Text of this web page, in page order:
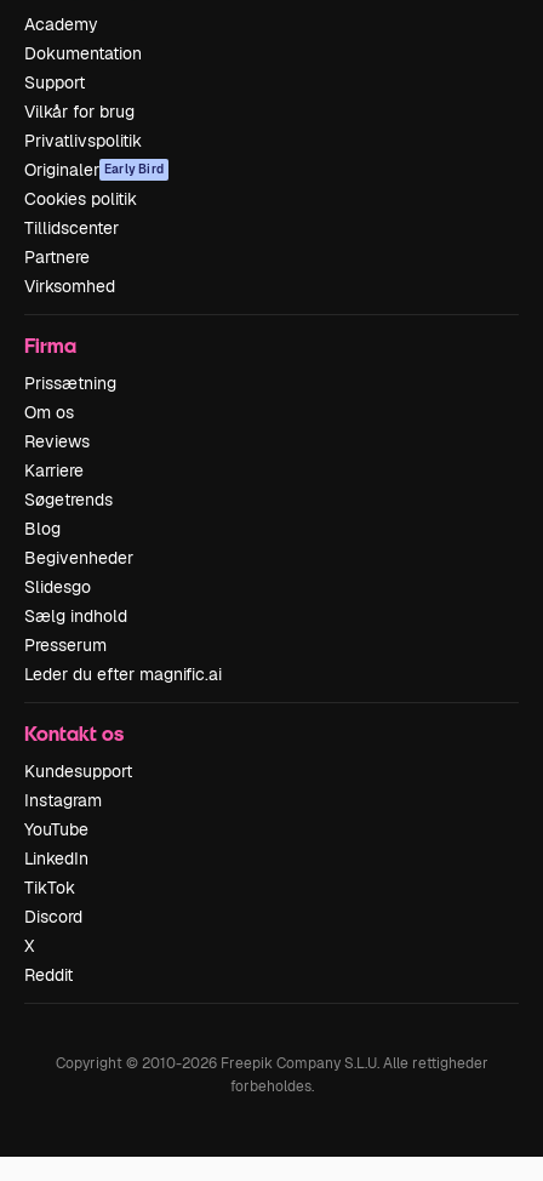
Academy
Dokumentation
Support
Vilkår for brug
Privatlivspolitik
Originaler Early Bird
Cookies politik
Tillidscenter
Partnere
Virksomhed
Firma
Prissætning
Om os
Reviews
Karriere
Søgetrends
Blog
Begivenheder
Slidesgo
Sælg indhold
Presserum
Leder du efter magnific.ai
Kontakt os
Kundesupport
Instagram
YouTube
LinkedIn
TikTok
Discord
X
Reddit
Copyright © 2010-2026Freepik Company S.L.U. Alle rettigheder
forbeholdes.